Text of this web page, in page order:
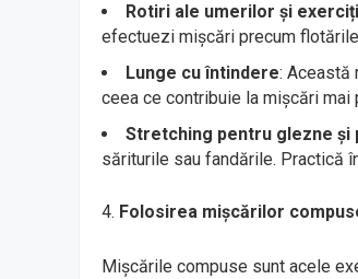
Rotiri ale umerilor și
efectuezi mișcări precum
Lunge cu întindere: Această
ceea ce contribuie la mișcări mai
Stretching pentru glezne și
săriturile sau fandările. Practică
Folosirea mișcărilor
Mișcările compuse sunt acele